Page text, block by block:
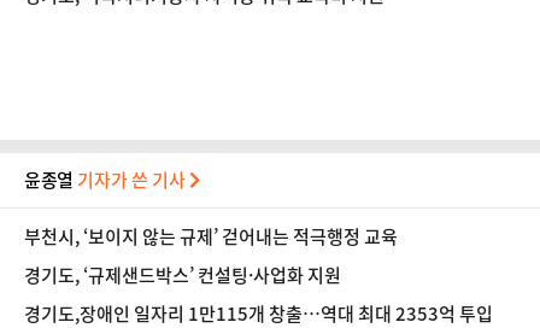
윤종열 기자가 쓴 기사
부천시, ‘보이지 않는 규제’ 걷어내는 적극행정 교육
경기도, ‘규제샌드박스’ 컨설팅·사업화 지원
경기도,장애인 일자리 1만115개 창출…역대 최대 2353억 투입